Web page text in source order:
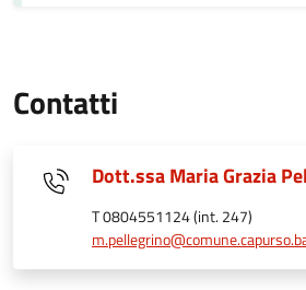
Contatti
Dott.ssa Maria Grazia
T 0804551124 (int. 247)